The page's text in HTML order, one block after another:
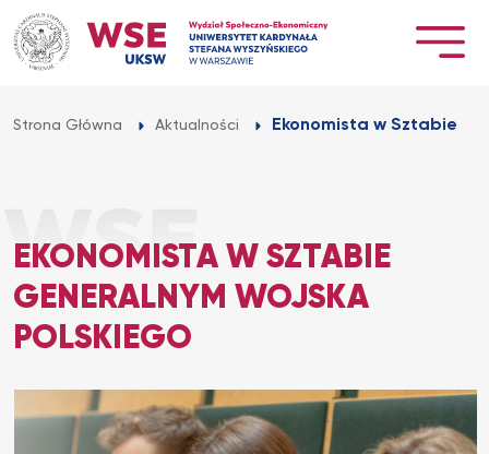
Przejdź
do
treści
Strona Główna Aktualności Ekonomista w Sztabie
EKONOMISTA W SZTABIE
GENERALNYM WOJSKA
POLSKIEGO